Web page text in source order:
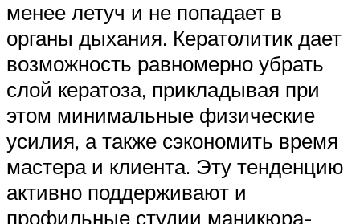
менее летуч и не попадает в
органы дыхания. Кератолитик дает
возможность равномерно убрать
слой кератоза, прикладывая при
этом минимальные физические
усилия, а также сэкономить время
мастера и клиента. Эту тенденцию
активно поддерживают и
профильные студии маникюра-